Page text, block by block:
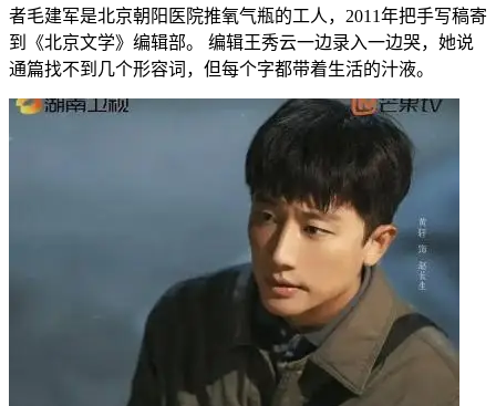
者毛建军是北京朝阳医院推氧气瓶的工人，2011年把手写稿寄
到《北京文学》编辑部。 编辑王秀云一边录入一边哭，她说
通篇找不到几个形容词，但每个字都带着生活的汁液。